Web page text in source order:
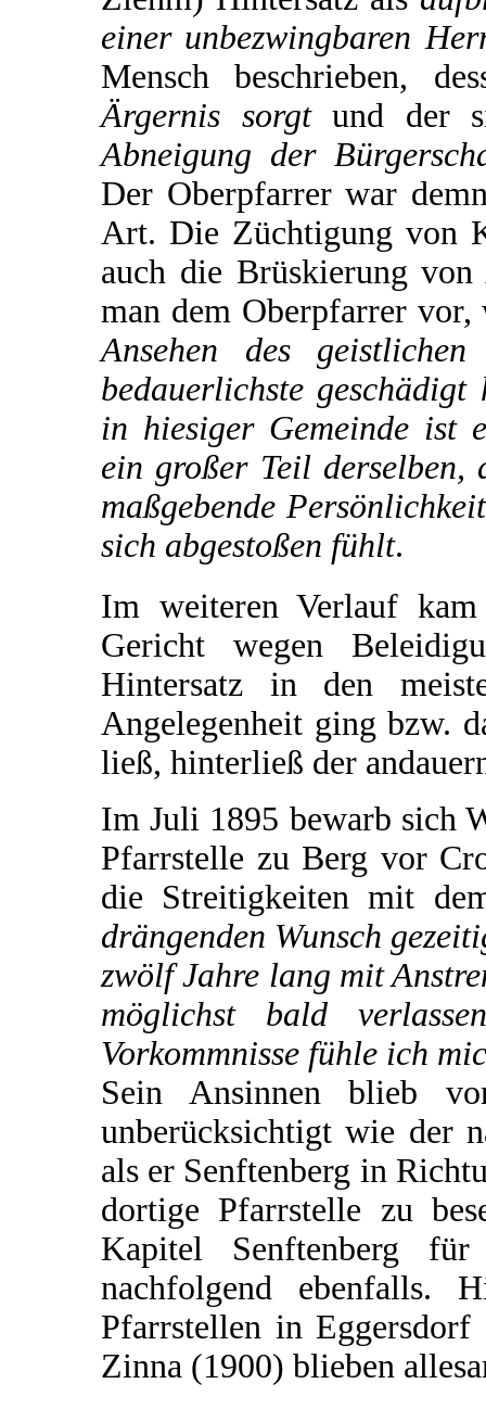
einer unbezwingbaren
Mensch beschrieben,
Ärgernis sorgtund der
Abneigung der
Der Oberpfarrer war
Art. Die Züchtigung von
auch die Brüskierung
man dem Oberpfarrer
Ansehen des
bedauerlichste
in hiesiger Gemeinde ist
ein großer Teil derselben,
maßgebende
sich abgestoßen fühlt.
Im weiteren Verlauf
Gericht wegen
Hintersatz in den
Angelegenheit ging bzw.
ließ, hinterließ der
Im Juli 1895 bewarb sich
Pfarrstelle zu Berg vor
die Streitigkeiten mit
drängenden Wunsch
zwölf Jahre lang mit
möglichst bald
Vorkommnisse fühle ich
Sein Ansinnen blieb
unberücksichtigt wie der
als er Senftenberg in
dortige Pfarrstelle zu
Kapitel Senftenberg
nachfolgend ebenfalls.
Pfarrstellen in
Zinna (1900) blieben